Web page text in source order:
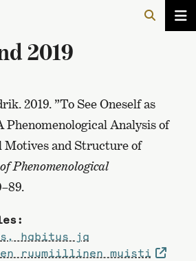
2019
2019. ”To See Oneself as
Phenomenological Analysis of
Motives and Structure of
Phenomenological
habitus ja
ruumiillinen muisti